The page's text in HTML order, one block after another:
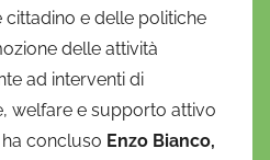
e delle politiche
delle attività
ad interventi di
welfare e supporto attivo
concluso Enzo Bianco,